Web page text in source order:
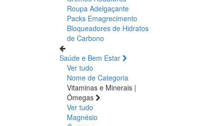
Roupa Adelgaçante
Packs Emagrecimento
Bloqueadores de Hidratos
de Carbono
Saúde e Bem Estar
Ver tudo
Nome de Categoria
Vitaminas e Minerais |
Ómegas
Ver tudo
Magnésio